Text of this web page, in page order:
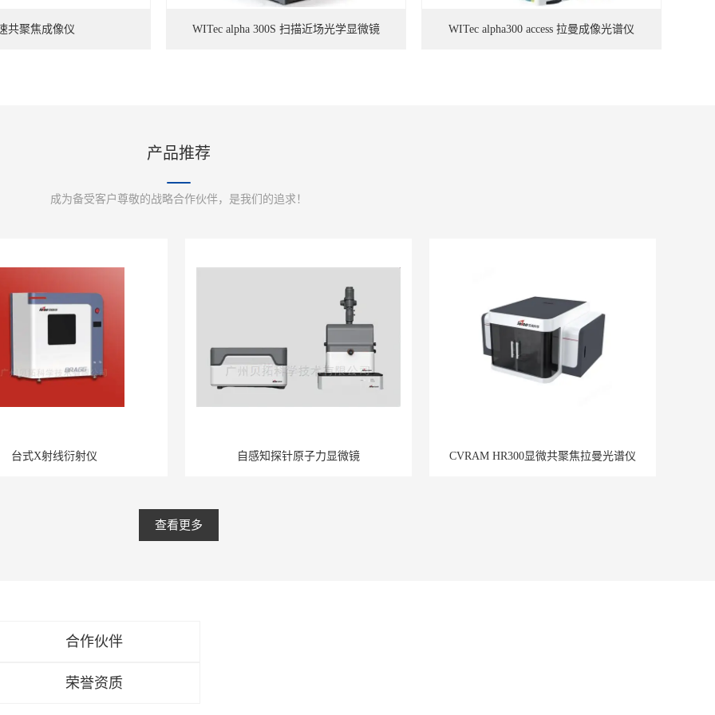
共聚焦成像仪 WITec alpha 300S 扫描近场光学显微镜 WITec alpha300 access 拉曼成像光谱仪
产品推荐
成为备受客户尊敬的战略合作伙伴，是我们的追求！
台式X射线衍射仪 自感知探针原子力显微镜 CVRAM HR300显微共聚焦拉曼光谱仪
查看更多
合作伙伴
荣誉资质